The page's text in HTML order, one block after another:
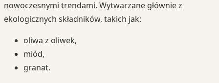
nowoczesnymi trendami. Wytwarzane głównie z
ekologicznych składników, takich jak:
oliwa z oliwek,
miód,
granat.